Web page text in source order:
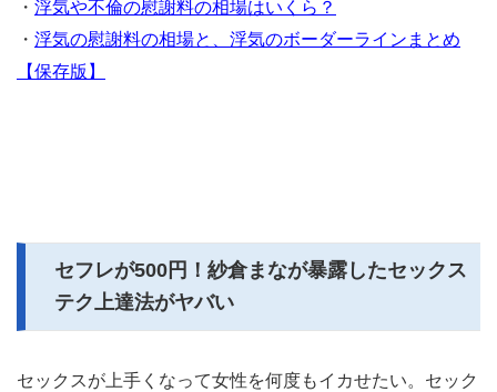
・ 浮気や不倫の慰謝料の相場はいくら？
・ 浮気の慰謝料の相場と、浮気のボーダーラインまとめ
【保存版】
セフレが500円！紗倉まなが暴露したセックス
テク上達法がヤバい
セックスが上手くなって女性を何度もイカせたい。セック